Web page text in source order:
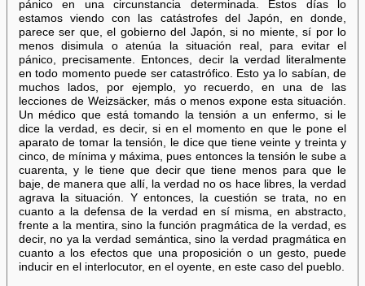
pánico en una circunstancia determinada. Estos días lo
estamos viendo con las catástrofes del Japón, en donde,
parece ser que, el gobierno del Japón, si no miente, sí por lo
menos disimula o atenúa la situación real, para evitar el
pánico, precisamente. Entonces, decir la verdad literalmente
en todo momento puede ser catastrófico. Esto ya lo sabían, de
muchos lados, por ejemplo, yo recuerdo, en una de las
lecciones de Weizsäcker, más o menos expone esta situación.
Un médico que está tomando la tensión a un enfermo, si le
dice la verdad, es decir, si en el momento en que le pone el
aparato de tomar la tensión, le dice que tiene veinte y treinta y
cinco, de mínima y máxima, pues entonces la tensión le sube a
cuarenta, y le tiene que decir que tiene menos para que le
baje, de manera que allí, la verdad no os hace libres, la verdad
agrava la situación. Y entonces, la cuestión se trata, no en
cuanto a la defensa de la verdad en sí misma, en abstracto,
frente a la mentira, sino la función pragmática de la verdad, es
decir, no ya la verdad semántica, sino la verdad pragmática en
cuanto a los efectos que una proposición o un gesto, puede
inducir en el interlocutor, en el oyente, en este caso del pueblo.